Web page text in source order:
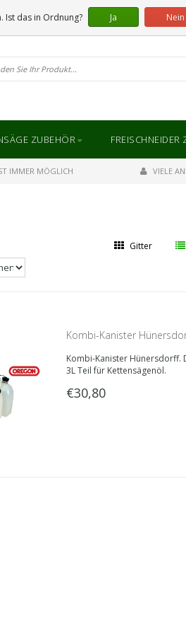
ZUBEHÖR FREISCHNEIDER
IMMER MÖGLICH VIELE
Gitter
Kombi-Kanister
Kombi-Kanister Hünersdorff.
3L Teil für Kettensägenöl.
€30,80
Ist das in Ordnung? Ja Nein